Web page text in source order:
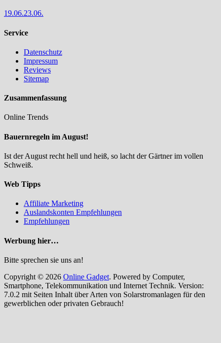
19.06.23.06.
Service
Datenschutz
Impressum
Reviews
Sitemap
Zusammenfassung
Online Trends
Bauernregeln im August!
Ist der August recht hell und heiß, so lacht der Gärtner im vollen
Schweiß.
Web Tipps
Affiliate Marketing
Auslandskonten Empfehlungen
Empfehlungen
Werbung hier…
Bitte sprechen sie uns an!
Copyright © 2026 Online Gadget. Powered by Computer,
Smartphone, Telekommunikation und Internet Technik. Version:
7.0.2 mit Seiten Inhalt über Arten von Solarstromanlagen für den
gewerblichen oder privaten Gebrauch!